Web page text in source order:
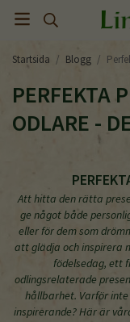
Startsida / Blogg /
PERFEKTA
ODLARE -
Att hitta den rätta
ge något både
eller för dem som
att glädja och inspirera
födelsedag, ett
odlingsrelaterade
hållbarhet. Varför
inspirerande? Här är